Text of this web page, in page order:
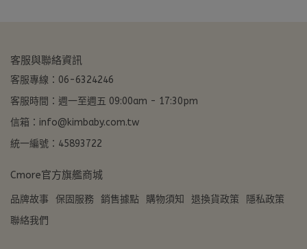
客服與聯絡資訊
客服專線：06-6324246
客服時間：週一至週五 09:00am - 17:30pm
信箱：info@kimbaby.com.tw
統一編號：45893722
Cmore官方旗艦商城
品牌故事 保固服務 銷售據點 購物須知 退換貨政策
隱私政策
聯絡我們